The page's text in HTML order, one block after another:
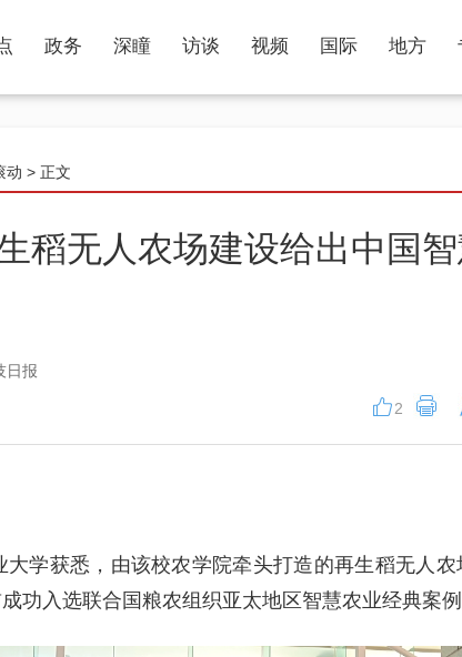
政务 深瞳 访谈 视频 国际 地方
动 > 正文
稻无人农场建设给出中国
日报
2
学获悉，由该校农学院牵头打造的再生稻无人农
功入选联合国粮农组织亚太地区智慧农业经典案例